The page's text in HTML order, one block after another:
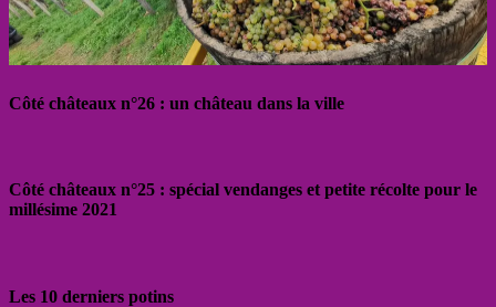
Côté châteaux n°26 : un château dans la ville
Côté châteaux n°25 : spécial vendanges et petite récolte pour le
millésime 2021
Les 10 derniers potins